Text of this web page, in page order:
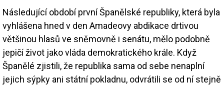
Následující období první Španělské republiky, která byla
vyhlášena hned v den Amadeovy abdikace drtivou
většinou hlasů ve sněmovně i senátu, mělo podobně
jepičí život jako vláda demokratického krále. Když
Španělé zjistili, že republika sama od sebe nenaplní
jejich sýpky ani státní pokladnu, odvrátili se od ní stejně